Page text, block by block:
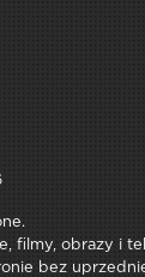
filmy, obrazy i
bez